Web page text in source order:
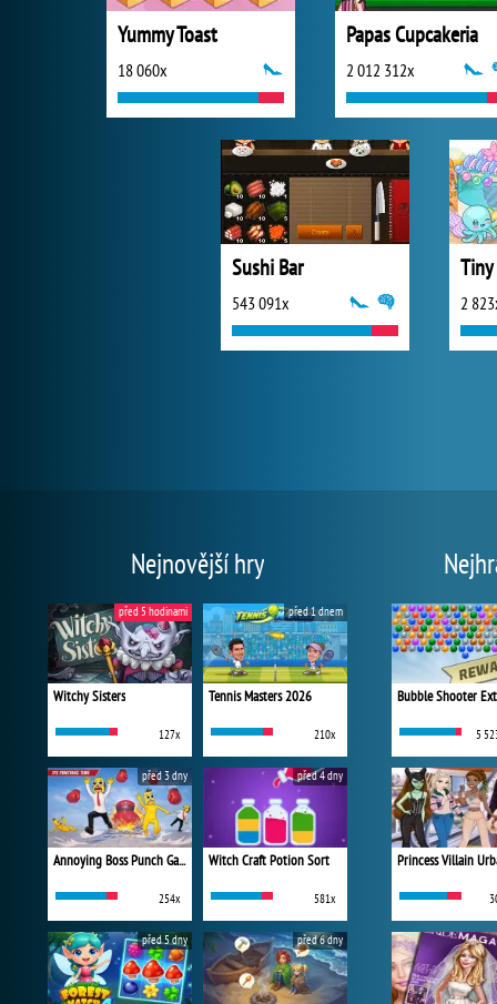
Yummy Toast
18 060x
Papas Cupcakeria
2 012 312x
Sushi Bar
543 091x 2
Nejnovější hry
Witchy Sisters
127x
před 5 hodinami
Tennis Masters 2026
210x
před 1 dnem
Annoying Boss Punch Game
254x
před 3 dny
Witch Craft Potion Sort
581x
před 4 dny
před 5 dny před 6 dny
Bubble Shooter
5